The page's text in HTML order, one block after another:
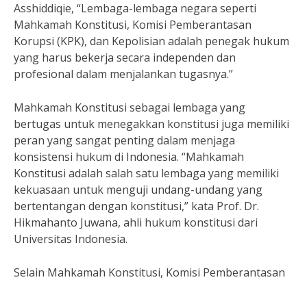
Asshiddiqie, “Lembaga-lembaga negara seperti
Mahkamah Konstitusi, Komisi Pemberantasan
Korupsi (KPK), dan Kepolisian adalah penegak hukum
yang harus bekerja secara independen dan
profesional dalam menjalankan tugasnya.”
Mahkamah Konstitusi sebagai lembaga yang
bertugas untuk menegakkan konstitusi juga memiliki
peran yang sangat penting dalam menjaga
konsistensi hukum di Indonesia. “Mahkamah
Konstitusi adalah salah satu lembaga yang memiliki
kekuasaan untuk menguji undang-undang yang
bertentangan dengan konstitusi,” kata Prof. Dr.
Hikmahanto Juwana, ahli hukum konstitusi dari
Universitas Indonesia.
Selain Mahkamah Konstitusi, Komisi Pemberantasan